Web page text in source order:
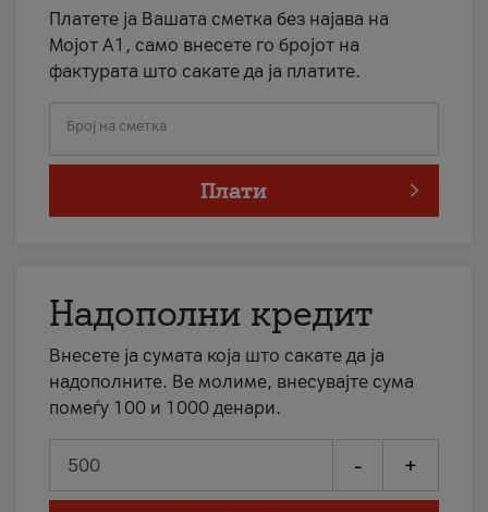
Платете ја Вашата сметка без најава на
Мојот А1, само внесете го бројот на
фактурата што сакате да ја платите.
Број на сметка
Плати
Надополни кредит
Внесете ја сумата која што сакате да ја
надополните. Ве молиме, внесувајте сума
помеѓу 100 и 1000 денари.
- +